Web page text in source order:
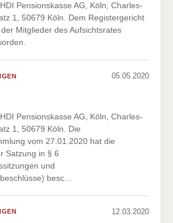
Pensionskasse AG, Köln, Charles-
1, 50679 Köln. Dem Registergericht
Mitglieder des Aufsichtsrates
05.05.2020
Pensionskasse AG, Köln, Charles-
1, 50679 Köln. Die
vom 27.01.2020 hat die
Satzung in § 6
und
besc…
12.03.2020